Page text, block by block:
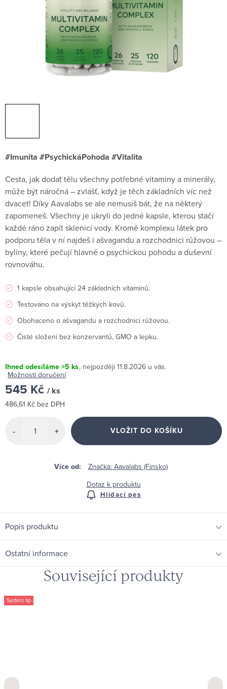
#Imunita #PsychickáPohoda #Vitalita
Cesta, jak dodat tělu všechny potřebné vitaminy a minerály,
může být náročná – zvlášť, když je těch základních víc než
dvacet! Díky Aavalabs se ale nemusíš bát, že na některý
zapomeneš. Všechny je ukryli do jedné kapsle, kterou stačí
každé ráno zapít sklenicí vody. Kromě komplexu látek pro
podporu těla v ní najdeš i ašvagandu a rozchodnici růžovou –
byliny, které pečují hlavně o psychickou pohodu a duševní
rovnováhu.
1 kapsle obsahující 24 základních vitaminů.
Testováno na výskyt těžkých kovů.
Obohaceno o ašvagandu a rozchodnici růžovou.
Čisté složení bez konzervantů, GMO a lepku.
Ihned odesíláme>5 ks
11.8.2026
Možnosti doručení
545 Kč / ks
486,61 Kč bez DPH
VLOŽIT DO KOŠÍKU
Značka: Aavalabs (Finsko)
Dotaz k produktu
Hlídací pes
Popis produktu
Ostatní informace
Související produkty
Systers tip